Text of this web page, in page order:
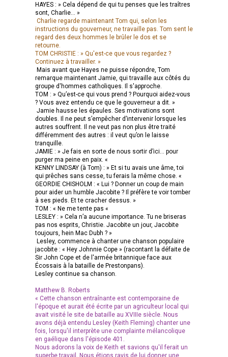
HAYES : » Cela dépend de qui tu penses que les traîtres
sont, Charlie... »
Charlie regarde maintenant Tom qui, selon les
instructions du gouverneur, ne travaille pas. Tom sent le
regard des deux hommes le brûler le dos et se
retourne.
TOM CHRISTIE : » Qu'est-ce que vous regardez ?
Continuez à travailler. »
Mais avant que Hayes ne puisse répondre, Tom
remarque maintenant Jamie, qui travaille aux côtés du
groupe d'hommes catholiques. Il s'approche.
TOM : » Qu’est-ce qui vous prend ? Pourquoi aidez-vous
? Vous avez entendu ce que le gouverneur a dit. »
Jamie hausse les épaules. Ses motivations sont
doubles. Il ne peut s’empêcher d’intervenir lorsque les
autres souffrent. Il ne veut pas non plus être traité
différemment des autres : il veut qu’on le laisse
tranquille.
JAMIE : » Je fais en sorte de nous sortir d’ici... pour
purger ma peine en paix. «
KENNY LINDSAY (à Tom) : » Et si tu avais une âme, toi
qui prêches sans cesse, tu ferais la même chose. «
GEORDIE CHISHOLM : « Lui ? Donner un coup de main
pour aider un humble Jacobite ? Il préfère te voir tomber
à ses pieds. Et te cracher dessus. »
TOM : « Ne me tente pas «
LESLEY : » Cela n’a aucune importance. Tu ne briseras
pas nos esprits, Christie. Jacobite un jour, Jacobite
toujours, hein Mac Dubh ? »
Lesley, commence à chanter une chanson populaire
jacobite : « Hey Johnnie Cope » (racontant la défaite de
Sir John Cope et de l'armée britannique face aux
Écossais à la bataille de Prestonpans).
Lesley continue sa chanson.
Matthew B. Roberts
« Cette chanson entraînante est contemporaine de
l'époque et aurait été écrite par un agriculteur local qui
avait visité le site de bataille au XVIIIe siècle. Nous
avons déjà entendu Lesley (Keith Fleming) chanter une
fois, lorsqu'il interprète une complainte mélancolique
en gaélique dans l'épisode 401.
Nous adorons la voix de Keith et savions qu'il ferait un